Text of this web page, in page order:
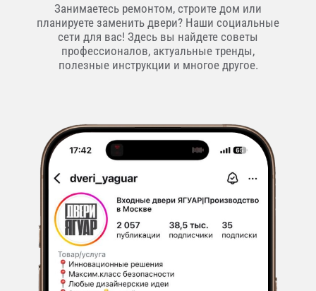
Занимаетесь ремонтом, строите дом или
планируете заменить двери? Наши социальные
сети для вас! Здесь вы найдете советы
профессионалов, актуальные тренды,
полезные инструкции и многое другое.